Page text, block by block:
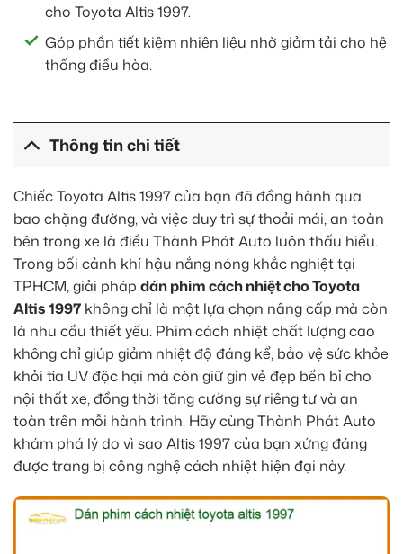
cho Toyota Altis 1997.
Góp phần tiết kiệm nhiên liệu nhờ giảm tải cho hệ
thống điều hòa.
Thông tin chi tiết
Chiếc Toyota Altis 1997 của bạn đã đồng hành qua
bao chặng đường, và việc duy trì sự thoải mái, an toàn
bên trong xe là điều Thành Phát Auto luôn thấu hiểu.
Trong bối cảnh khí hậu nắng nóng khắc nghiệt tại
TPHCM, giải pháp dán phim cách nhiệt cho Toyota
Altis 1997 không chỉ là một lựa chọn nâng cấp mà còn
là nhu cầu thiết yếu. Phim cách nhiệt chất lượng cao
không chỉ giúp giảm nhiệt độ đáng kể, bảo vệ sức khỏe
khỏi tia UV độc hại mà còn giữ gìn vẻ đẹp bền bỉ cho
nội thất xe, đồng thời tăng cường sự riêng tư và an
toàn trên mỗi hành trình. Hãy cùng Thành Phát Auto
khám phá lý do vì sao Altis 1997 của bạn xứng đáng
được trang bị công nghệ cách nhiệt hiện đại này.